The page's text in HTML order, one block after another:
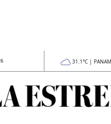
31.1°C |